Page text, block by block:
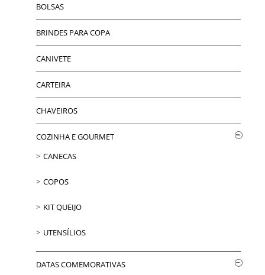
BOLSAS
BRINDES PARA COPA
CANIVETE
CARTEIRA
CHAVEIROS
COZINHA E GOURMET
CANECAS
COPOS
KIT QUEIJO
UTENSÍLIOS
DATAS COMEMORATIVAS